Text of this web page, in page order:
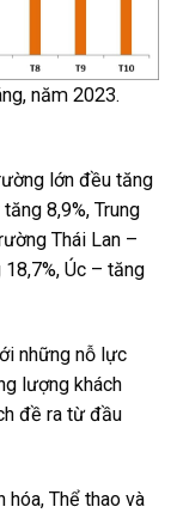
năm 2023.
lớn đều tăng
8,9%, Trung
Thái Lan –
Úc – tăng
những nỗ lực
lượng khách
đề ra từ đầu
hóa, Thể thao và